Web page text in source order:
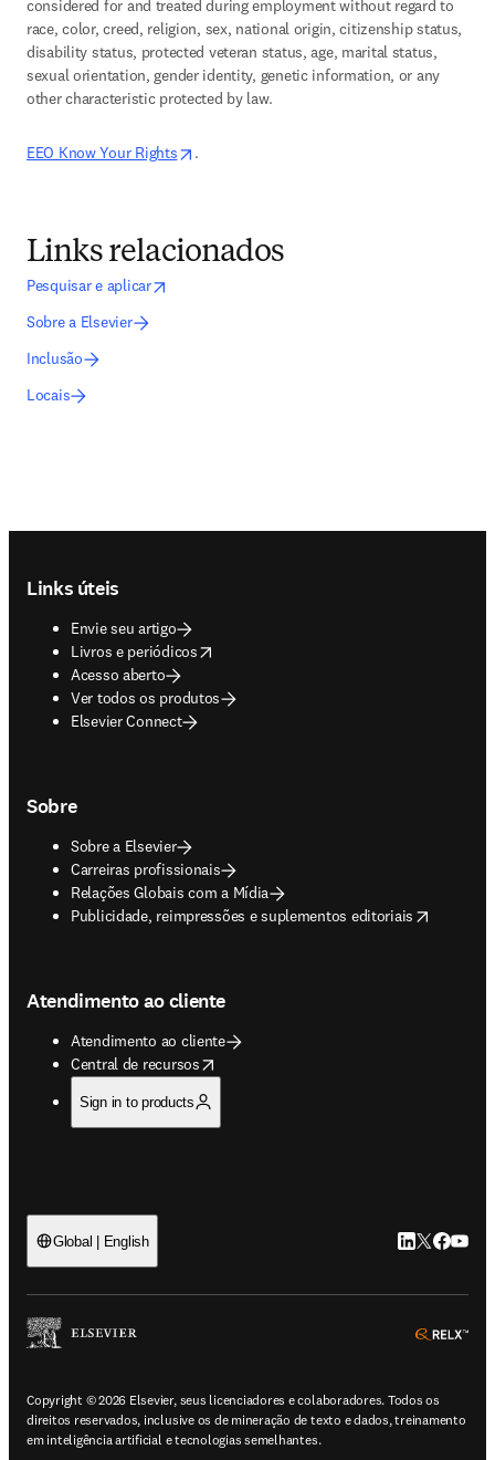
considered for and treated during employment without regard to
race, color, creed, religion, sex, national origin, citizenship status,
disability status, protected veteran status, age, marital status,
sexual orientation, gender identity, genetic information, or any
other characteristic protected by law.
EEO Know Your Rights opens in new tab/window
.
Links relacionados
Pesquisar e aplicarabre em uma nova guia/janela
opens in new tab/window
Sobre a Elsevier
Inclusão
Locais
Links úteis
Envie seu artigo
Livros e periódicos
opens in new tab/window
Acesso aberto
Ver todos os produtos
Elsevier Connect
Sobre
Sobre a Elsevier
Carreiras profissionais
Relações Globais com a Mídia
Publicidade, reimpressões e suplementos editoriais
opens in new tab/window
Atendimento ao cliente
Atendimento ao cliente
Central de recursos
opens in new tab/window
Sign in to products
Global | English LinkedIn abre
Twitter
Copyright © 2026 Elsevier, seus licenciadores e colaboradores. Todos os
direitos reservados, inclusive os de mineração de texto e dados, treinamento
em inteligência artificial e tecnologias semelhantes.